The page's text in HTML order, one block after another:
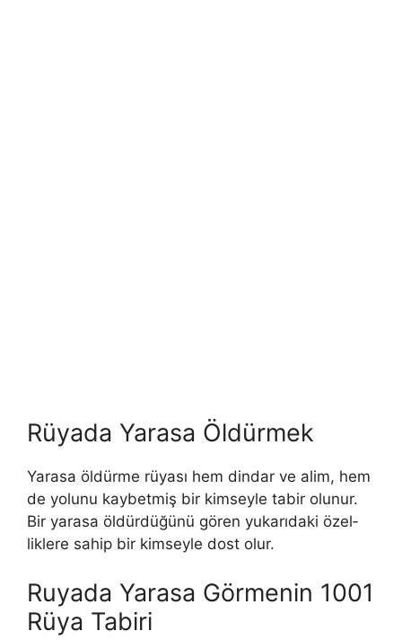
Rüyada Yarasa Öldürmek
Yarasa öldürme rüyası hem dindar ve alim, hem
de yolunu kaybet­miş bir kimseyle tabir olunur.
Bir yarasa öldürdüğünü gören yukarıdaki özel­
liklere sahip bir kimseyle dost olur.
Ruyada Yarasa Görmenin 1001
Rüya Tabiri